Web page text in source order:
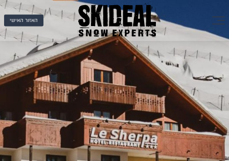
האזור האישי